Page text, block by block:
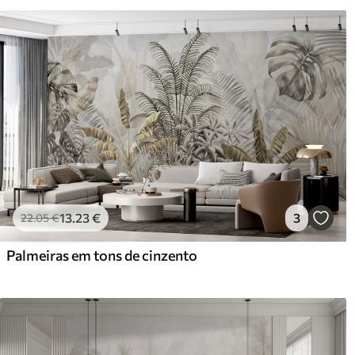
Limpeza
Pode ser limpo
com revestimento de verniz
Método de aplicação Aplicação perfeita
Materiais disponíveis
Standard
45.0027.00€/m² 56
Vinil Premium
65.0039.00€/m²
22.05€13.23€ 3
Palmeiras em tons de cinzento